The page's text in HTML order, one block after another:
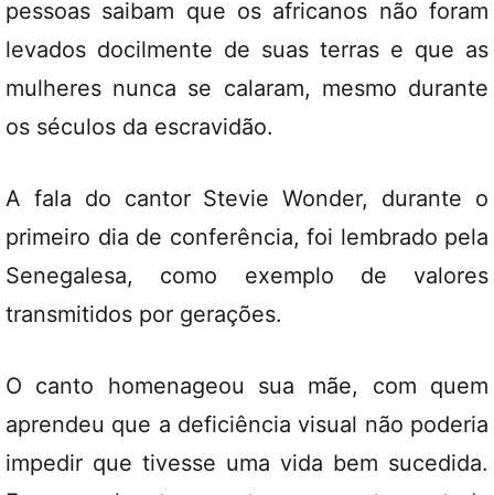
pessoas saibam que os africanos não foram
levados docilmente de suas terras e que as
mulheres nunca se calaram, mesmo durante
os séculos da escravidão.
A fala do cantor Stevie Wonder, durante o
primeiro dia de conferência, foi lembrado pela
Senegalesa, como exemplo de valores
transmitidos por gerações.
O canto homenageou sua mãe, com quem
aprendeu que a deficiência visual não poderia
impedir que tivesse uma vida bem sucedida.